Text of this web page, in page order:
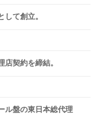
て創立。
契約を締結。
ル盤の東日本総代理